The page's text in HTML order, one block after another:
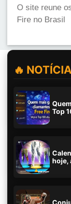
O site reune
Fire no Brasil
🔥
Top
hoje,